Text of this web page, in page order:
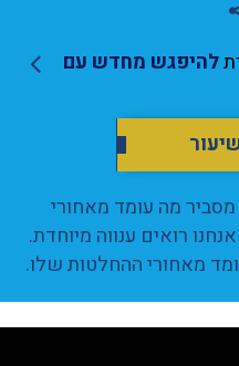
להיפגש מחדש עם
מה עומד מאחורי
רואים ענווה מיוחדת.
מאחורי ההחלטות שלו.